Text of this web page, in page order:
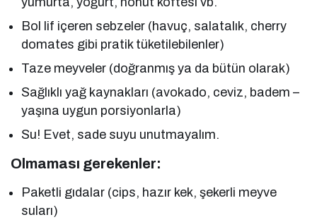
Bol lif içeren sebzeler (havuç, salatalık, cherry
domates gibi pratik tüketilebilenler)
Taze meyveler (doğranmış ya da bütün olarak)
Sağlıklı yağ kaynakları (avokado, ceviz, badem –
yaşına uygun porsiyonlarla)
Su! Evet, sade suyu unutmayalım.
Olmaması gerekenler:
Paketli gıdalar (cips, hazır kek, şekerli meyve
suları)